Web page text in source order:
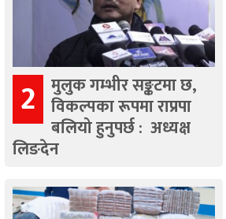
2 मुलुक गम्भीर सङ्कटमा छ,
विकल्पका रूपमा राप्रपा
बलियो हुनुपर्छ : अध्यक्ष
लिङदेन